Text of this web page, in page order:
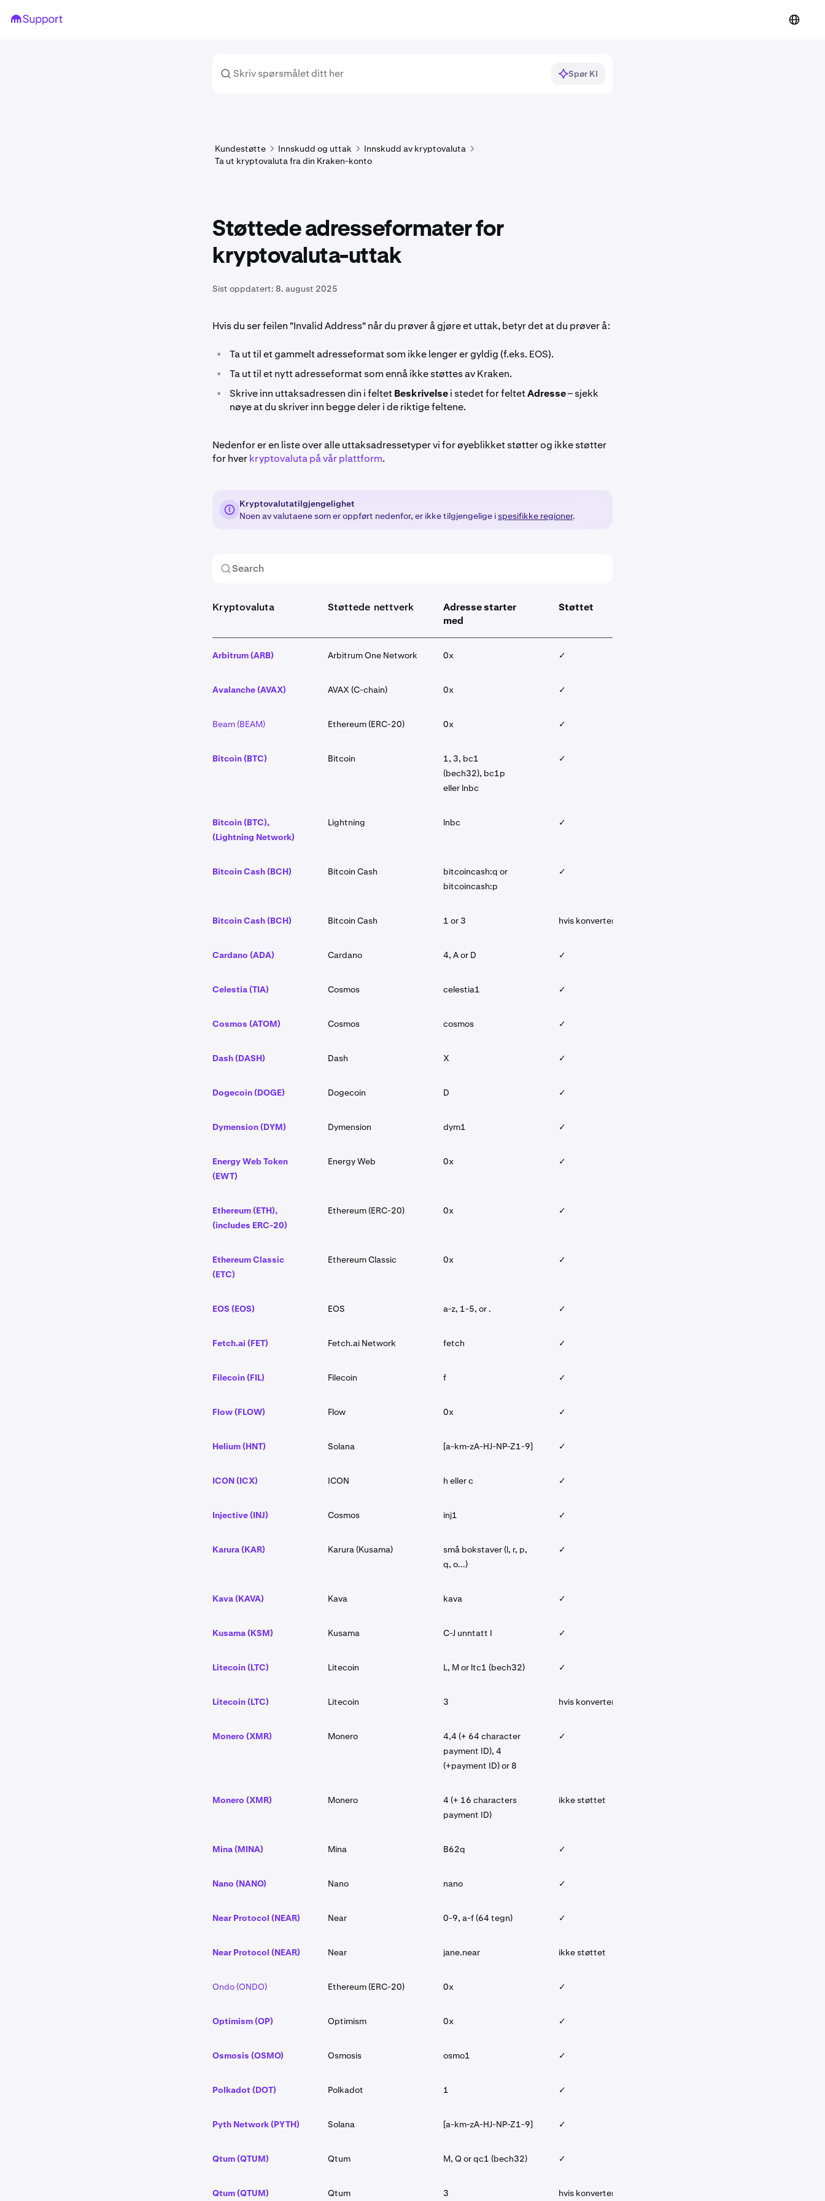
Spør KI
Kundestøtte Innskudd og uttak
Innskudd av kryptovaluta
Ta ut kryptovaluta fra din Kraken-konto
Støttede adresseformater for
kryptovaluta-uttak
Sist oppdatert: 8. august 2025
Hvis du ser feilen "Invalid Address" når du prøver å gjøre et uttak, betyr det at du prøver å:
• Ta ut til et gammelt adresseformat som ikke lenger er gyldig (f.eks. EOS).
• Ta ut til et nytt adresseformat som ennå ikke støttes av Kraken.
• Skrive inn uttaksadressen din i feltetBeskrivelsei stedet for feltetAdresse– sjekk
nøye at du skriver inn begge deler i de riktige feltene.
Nedenfor er en liste over alle uttaksadressetyper vi for øyeblikket støtter og ikke støtter
for hverkryptovaluta på vår plattform.
Kryptovalutatilgjengelighet
Noen av valutaene som er oppført nedenfor, er ikke tilgjengelige ispesifikke regioner.
Kryptovaluta Støttede nettverk
Adresse starter
med
Støttet
Arbitrum(ARB) Arbitrum One Network 0x ✓
Avalanche (AVAX) AVAX (C-chain) 0x ✓
Beam (BEAM) Ethereum (ERC-20) 0x ✓
Bitcoin (BTC) Bitcoin
1, 3, bc1
(bech32), bc1p
eller lnbc
✓
Bitcoin (BTC),
(Lightning Network)
Lightning lnbc ✓
Bitcoin Cash (BCH) Bitcoin Cash
bitcoincash:q or
bitcoincash:p
✓
Bitcoin Cash (BCH) Bitcoin Cash 1 or 3 hvis konvertert
Cardano (ADA) Cardano 4, A or D ✓
Celestia (TIA) Cosmos celestia1 ✓
Cosmos (ATOM) Cosmos cosmos ✓
Dash (DASH) Dash X ✓
Dogecoin (DOGE) Dogecoin D ✓
Dymension (DYM) Dymension dym1 ✓
Energy Web Token
(EWT)
Energy Web 0x ✓
Ethereum (ETH),
(includes ERC-20)
Ethereum (ERC-20) 0x ✓
Ethereum Classic
(ETC)
Ethereum Classic 0x ✓
EOS (EOS) EOS a-z, 1-5, or . ✓
Fetch.ai (FET) Fetch.ai Network fetch ✓
Filecoin (FIL) Filecoin f ✓
Flow (FLOW) Flow 0x ✓
Helium (HNT) Solana [a-km-zA-HJ-NP-Z1-9] ✓
ICON (ICX) ICON h eller c ✓
Injective (INJ) Cosmos inj1 ✓
Karura (KAR) Karura (Kusama)
små bokstaver (l, r, p,
q, o...)
✓
Kava (KAVA) Kava kava ✓
Kusama (KSM) Kusama C-J unntatt I ✓
Litecoin (LTC) Litecoin L, M or ltc1 (bech32) ✓
Litecoin (LTC) Litecoin 3 hvis konvertert
Monero (XMR) Monero
4,4 (+ 64 character
payment ID), 4
(+payment ID) or 8
✓
Monero (XMR) Monero
4 (+ 16 characters
payment ID)
ikke støttet
Mina (MINA) Mina B62q ✓
Nano (NANO) Nano nano ✓
Near Protocol (NEAR) Near 0-9, a-f (64 tegn) ✓
Near Protocol (NEAR) Near jane.near ikke støttet
Ondo (ONDO) Ethereum (ERC-20) 0x ✓
Optimism (OP) Optimism 0x ✓
Osmosis (OSMO) Osmosis osmo1 ✓
Polkadot (DOT) Polkadot 1 ✓
Pyth Network (PYTH) Solana [a-km-zA-HJ-NP-Z1-9] ✓
Qtum (QTUM) Qtum M, Q or qc1 (bech32) ✓
Qtum (QTUM) Qtum 3 hvis konvertert